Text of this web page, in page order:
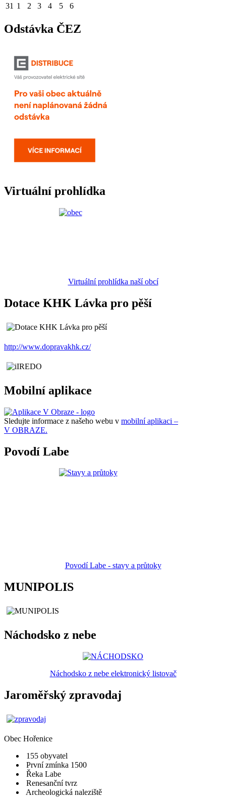
31 1 2 3 4 5 6
Odstávka ČEZ
Virtuální prohlídka
Virtuální prohlídka naší obcí
Dotace KHK Lávka pro pěší
http://www.dopravakhk.cz/
Mobilní aplikace
Sledujte informace z našeho webu v mobilní aplikaci –
V OBRAZE.
Povodí Labe
Povodí Labe - stavy a průtoky
MUNIPOLIS
Náchodsko z nebe
Náchodsko z nebe elektronický listovač
Jaroměřský zpravodaj
Obec Hořenice
155 obyvatel
První zmínka 1500
Řeka Labe
Renesanční tvrz
Archeologická naleziště